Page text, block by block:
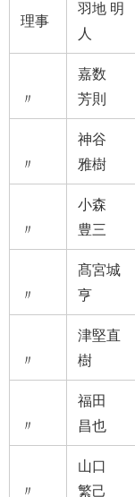
理事
羽地 明
人
〃
嘉数
芳則
〃
神谷
雅樹
〃
小森
豊三
〃
髙宮城
亨
〃
津堅直
樹
〃
福田
昌也
〃
山口
繁己